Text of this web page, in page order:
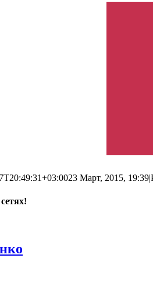
23 Март, 2015, 19:39|